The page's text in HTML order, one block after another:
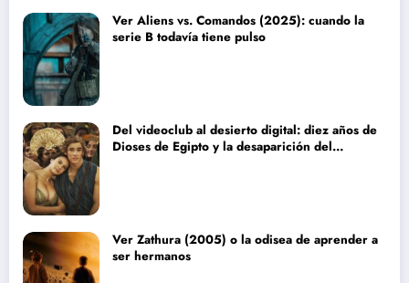
Ver Aliens vs. Comandos (2025): cuando la
serie B todavía tiene pulso
Del videoclub al desierto digital: diez años de
Dioses de Egipto y la desaparición del
Ver Zathura (2005) o la odisea de aprender a
ser hermanos